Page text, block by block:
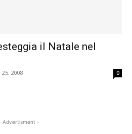
il Natale nel
2008 0
Advertisment -